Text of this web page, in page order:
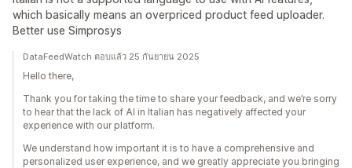
which basically means an overpriced product feed uploader.
Better use Simprosys
DataFeedWatch ตอบแล้ว 25 กันยายน 2025
Hello there,
Thank you for taking the time to share your feedback, and we’re sorry
to hear that the lack of AI in Italian has negatively affected your
experience with our platform.
We understand how important it is to have a comprehensive and
personalized user experience, and we greatly appreciate you bringing